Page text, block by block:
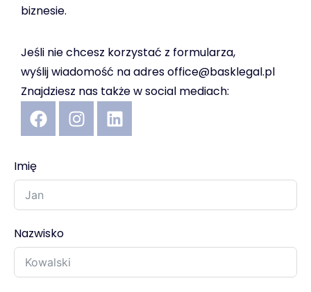
biznesie.
Jeśli nie chcesz korzystać z formularza,
wyślij wiadomość na adres office@basklegal.pl
Znajdziesz nas także w social mediach:
Imię
Nazwisko